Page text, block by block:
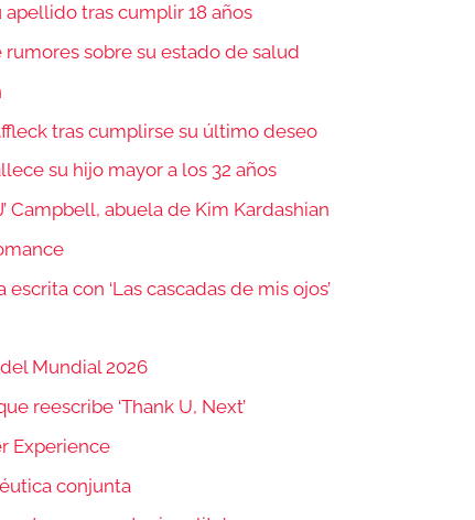
tras cumplir 18 años
sobre su estado de salud
tras cumplirse su último deseo
su hijo mayor a los 32 años
Campbell, abuela de Kim Kardashian
con ‘Las cascadas de mis ojos’
Mundial 2026
reescribe ‘Thank U, Next’
Experience
conjunta